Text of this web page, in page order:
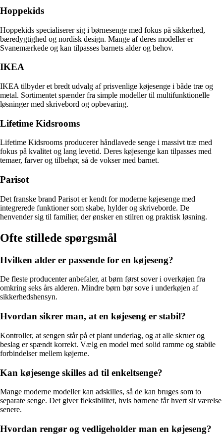
Hoppekids
Hoppekids specialiserer sig i børnesenge med fokus på sikkerhed,
bæredygtighed og nordisk design. Mange af deres modeller er
Svanemærkede og kan tilpasses barnets alder og behov.
IKEA
IKEA tilbyder et bredt udvalg af prisvenlige køjesenge i både træ og
metal. Sortimentet spænder fra simple modeller til multifunktionelle
løsninger med skrivebord og opbevaring.
Lifetime Kidsrooms
Lifetime Kidsrooms producerer håndlavede senge i massivt træ med
fokus på kvalitet og lang levetid. Deres køjesenge kan tilpasses med
temaer, farver og tilbehør, så de vokser med barnet.
Parisot
Det franske brand Parisot er kendt for moderne køjesenge med
integrerede funktioner som skabe, hylder og skriveborde. De
henvender sig til familier, der ønsker en stilren og praktisk løsning.
Ofte stillede spørgsmål
Hvilken alder er passende for en køjeseng?
De fleste producenter anbefaler, at børn først sover i overkøjen fra
omkring seks års alderen. Mindre børn bør sove i underkøjen af
sikkerhedshensyn.
Hvordan sikrer man, at en køjeseng er stabil?
Kontroller, at sengen står på et plant underlag, og at alle skruer og
beslag er spændt korrekt. Vælg en model med solid ramme og stabile
forbindelser mellem køjerne.
Kan køjesenge skilles ad til enkeltsenge?
Mange moderne modeller kan adskilles, så de kan bruges som to
separate senge. Det giver fleksibilitet, hvis børnene får hvert sit værelse
senere.
Hvordan rengør og vedligeholder man en køjeseng?